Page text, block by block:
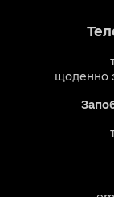
щоденно